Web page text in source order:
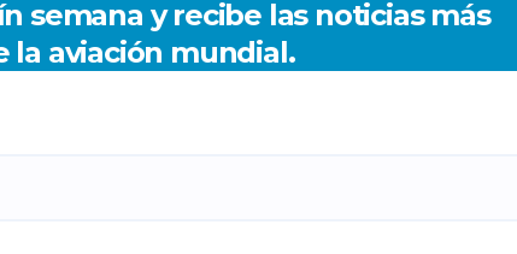
semana y recibe las noticias más
la aviación mundial.